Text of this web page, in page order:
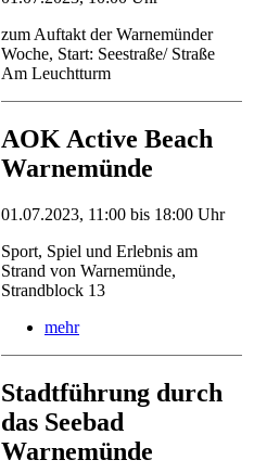
zum Auftakt der Warnemünder
Woche, Start: Seestraße/ Straße
Am Leuchtturm
AOK Active Beach
Warnemünde
01.07.2023, 11:00 bis 18:00 Uhr
Sport, Spiel und Erlebnis am
Strand von Warnemünde,
Strandblock 13
mehr
Stadtführung durch
das Seebad
Warnemünde